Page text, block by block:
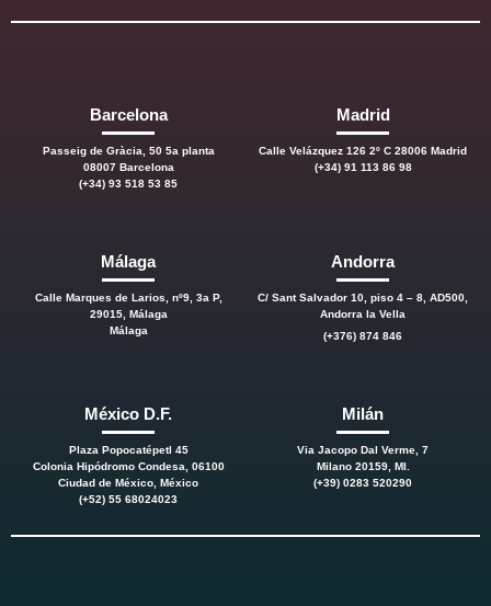
Barcelona
Passeig de Gràcia, 50 5a planta
08007 Barcelona
(+34) 93 518 53 85
Madrid
Calle Velázquez 126 2º C 28006 Madrid
(+34) 91 113 86 98
Málaga
Calle Marques de Larios, nº9, 3a P,
29015, Málaga
Málaga
Andorra
C/ Sant Salvador 10, piso 4 – 8, AD500,
Andorra la Vella
(+376) 874 846
México D.F.
Plaza Popocatépetl 45
Colonia Hipódromo Condesa, 06100
Ciudad de México, México
(+52) 55 68024023
Milán
Via Jacopo Dal Verme, 7
Milano 20159, MI.
(+39) 0283 520290